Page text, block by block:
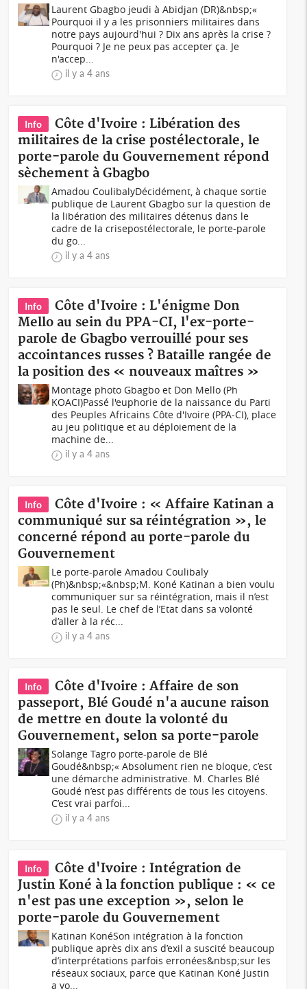
Laurent Gbagbo jeudi à Abidjan (DR)&nbsp;«
Pourquoi il y a les prisonniers militaires dans
notre pays aujourd'hui ? Dix ans après la crise ?
Pourquoi ? Je ne peux pas accepter ça. Je
n'accep...
il y a 4 ans
Info
Côte d'Ivoire : Libération des
militaires de la crise postélectorale, le
porte-parole du Gouvernement répond
sèchement à Gbagbo
Amadou Coulibaly Décidément, à chaque sortie
publique de Laurent Gbagbo sur la question de
la libération des militaires détenus dans le
cadre de la crisepostélectorale, le porte-parole
du go...
il y a 4 ans
Info
Côte d'Ivoire : L'énigme Don
Mello au sein du PPA-CI, l'ex-porte-
parole de Gbagbo verrouillé pour ses
accointances russes ? Bataille rangée de
la position des « nouveaux maîtres »
Montage photo Gbagbo et Don Mello (Ph
KOACI)Passé l'euphorie de la naissance du Parti
des Peuples Africains Côte d'Ivoire (PPA-CI), place
au jeu politique et au déploiement de la
machine de...
il y a 4 ans
Info
Côte d'Ivoire : « Affaire Katinan a
communiqué sur sa réintégration », le
concerné répond au porte-parole du
Gouvernement
Le porte-parole Amadou Coulibaly
(Ph)&nbsp;«&nbsp;M. Koné Katinan a bien voulu
communiquer sur sa réintégration, mais il n’est
pas le seul. Le chef de l’Etat dans sa volonté
d’aller à la réc...
il y a 4 ans
Info
Côte d'Ivoire : Affaire de son
passeport, Blé Goudé n'a aucune raison
de mettre en doute la volonté du
Gouvernement, selon sa porte-parole
Solange Tagro porte-parole de Blé
Goudé&nbsp;« Absolument rien ne bloque, c’est
une démarche administrative. M. Charles Blé
Goudé n’est pas différents de tous les citoyens.
C’est vrai parfoi...
il y a 4 ans
Info
Côte d'Ivoire : Intégration de
Justin Koné à la fonction publique : « ce
n'est pas une exception », selon le
porte-parole du Gouvernement
Katinan KonéSon intégration à la fonction
publique après dix ans d’exil a suscité beaucoup
d’interprétations parfois erronées&nbsp;sur les
réseaux sociaux, parce que Katinan Koné Justin
a vo...